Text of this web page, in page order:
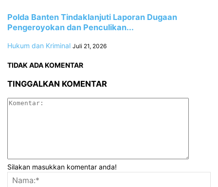
Polda Banten Tindaklanjuti Laporan Dugaan
Pengeroyokan dan Penculikan...
Hukum dan Kriminal Juli 21, 2026
TIDAK ADA KOMENTAR
TINGGALKAN KOMENTAR
Silakan masukkan komentar anda!